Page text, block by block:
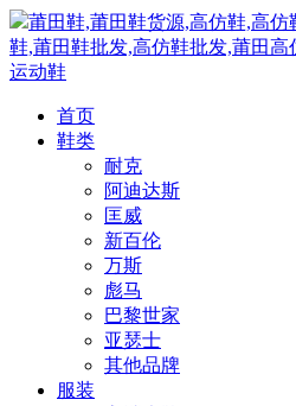
莆田鞋,莆田鞋货源,高仿鞋,高
鞋,莆田鞋批发,高仿鞋批发,莆田高
运动鞋
首页
鞋类
耐克
阿迪达斯
匡威
新百伦
万斯
彪马
巴黎世家
亚瑟士
其他品牌
服装